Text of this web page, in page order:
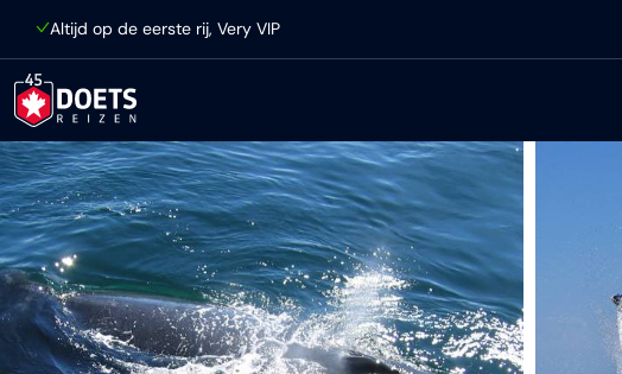
Altijd op de eerste rij, Very VIP